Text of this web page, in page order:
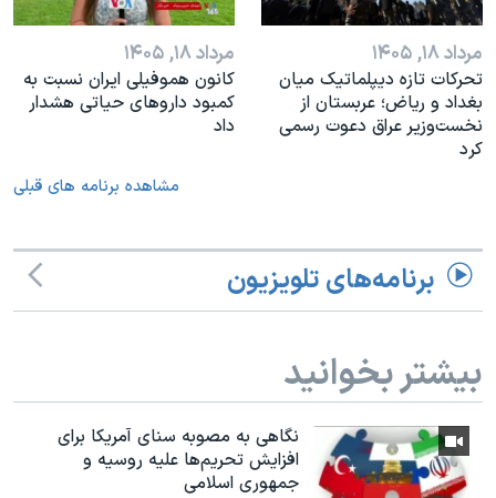
مرداد ۱۸, ۱۴۰۵
تحرکات تازه دیپلماتیک میان
بغداد و ریاض؛ عربستان از
نخست‌وزیر عراق دعوت رسمی
کرد
مرداد ۱۸, ۱۴۰۵
کانون هموفیلی ایران نسبت به
کمبود داروهای حیاتی هشدار
داد
مشاهده برنامه های قبلی
برنامه‌های تلویزیون
بیشتر بخوانید
نگاهی به مصوبه سنای آمریکا برای
افزایش تحریم‌ها علیه روسیه و
جمهوری اسلامی